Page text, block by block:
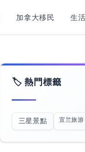
加拿大移民 生
🏷️ 熱門標籤
三星景點 宜兰旅游